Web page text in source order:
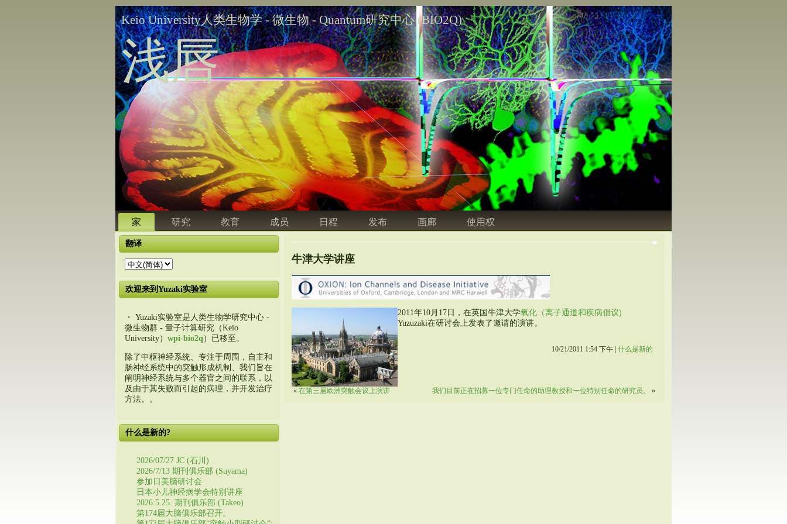
Keio University人类生物学 - 微生物 - Quantum研究中心 (BIO2Q)
浅唇
家 研究 教育 成员 日程 发布 画廊 使用权
翻译
欢迎来到Yuzaki实验室
・ Yuzaki实验室是人类生物学研究中心 -
微生物群 - 量子计算研究（Keio
University） wpi-bio2q ）已移至。
除了中枢神经系统、专注于周围，自主和
肠神经系统中的突触形成机制、我们旨在
阐明神经系统与多个器官之间的联系，以
及由于其失败而引起的病理，并开发治疗
方法。。
什么是新的?
2026/07/27 JC (石川)
2026/7/13 期刊俱乐部 (Suyama)
参加日美脑研讨会
日本小儿神经病学会特别讲座
2026.5.25. 期刊俱乐部 (Takeo)
第174届大脑俱乐部召开。
牛津大学讲座
2011年10月17日，在英国牛津大学氧化（离子通道和疾病倡议)
Yuzuzaki在研讨会上发表了邀请的演讲。
10/21/2011 1:54 下午 |什么是新的
« 在第三届欧洲突触会议上演讲 我们目前正在招募一位专门任命的助理教授和一位特别任命的研究员。 »